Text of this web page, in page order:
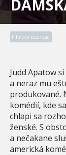
Filmová recenzia
Judd Apatow
a neraz mu
produkované.
komédií, kde
chlapi sa
ženské. S
a nečakane
americká